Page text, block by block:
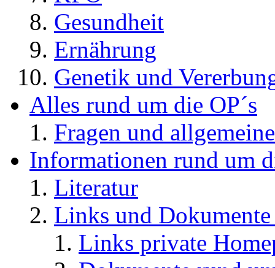
Gesundheit
Ernährung
Genetik und
Alles rund um die OP´s
Fragen und
Informationen rund um
Literatur
Links und
Links private